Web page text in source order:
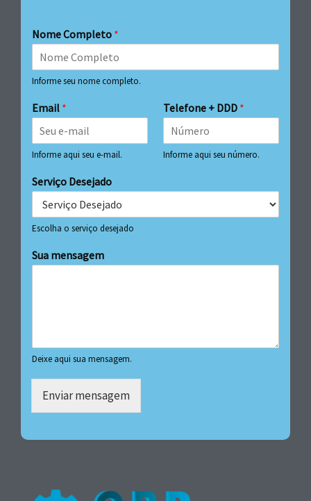
Nome Completo *
Informe seu nome completo.
Email *
Informe aqui seu e-mail.
Telefone + DDD *
Informe aqui seu número.
Serviço Desejado
Escolha o serviço desejado
Sua mensagem
Deixe aqui sua mensagem.
Enviar mensagem